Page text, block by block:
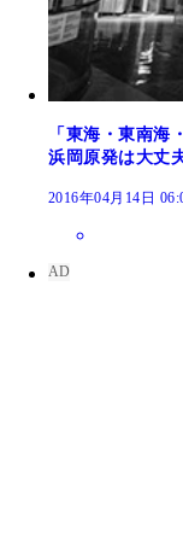
「東海・東南
浜岡原発は大丈
2016年04月14日